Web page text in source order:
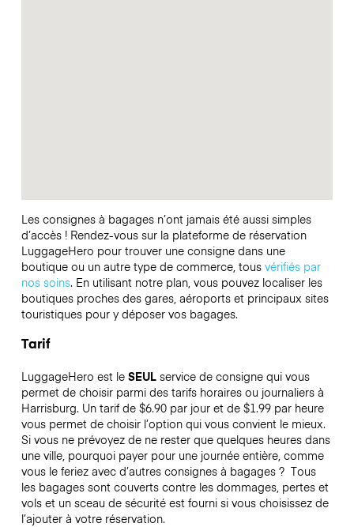
Les consignes à bagages n’ont jamais été aussi simples
d’accès ! Rendez-vous sur la plateforme de réservation
LuggageHero pour trouver une consigne dans une
boutique ou un autre type de commerce, tous vérifiés par
nos soins. En utilisant notre plan, vous pouvez localiser les
boutiques proches des gares, aéroports et principaux sites
touristiques pour y déposer vos bagages.
Tarif
LuggageHero est le SEULservice de consigne qui vous
permet de choisir parmi des tarifs horaires ou journaliers à
Harrisburg. Un tarif de $6.90 par jour et de $1.99 par heure
vous permet de choisir l’option qui vous convient le mieux.
Si vous ne prévoyez de ne rester que quelques heures dans
une ville, pourquoi payer pour une journée entière, comme
vous le feriez avec d’autres consignes à bagages ? Tous
les bagages sont couverts contre les dommages, pertes et
vols et un sceau de sécurité est fourni si vous choisissez de
l’ajouter à votre réservation.